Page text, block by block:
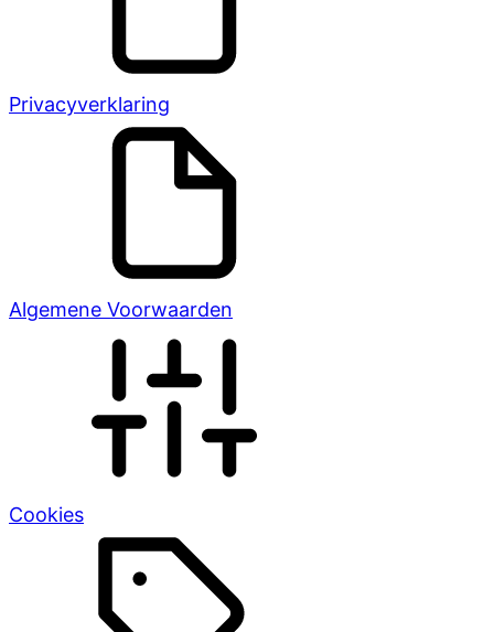
Privacyverklaring
Algemene Voorwaarden
Cookies